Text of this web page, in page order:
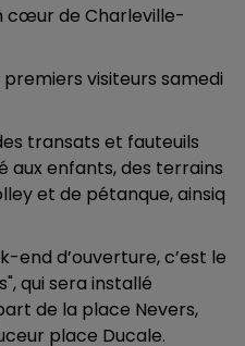
cœur de Charleville-
visiteurs samedi
transats et fauteuils
aux enfants, des terrains
et de pétanque, ainsiq
end d’ouverture, c’est le
qui sera installé
de la place Nevers,
place Ducale.